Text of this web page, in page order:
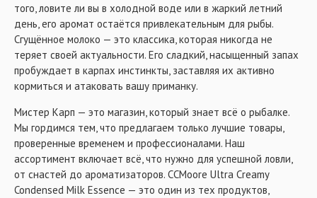
того, ловите ли вы в холодной воде или в жаркий летний
день, его аромат остаётся привлекательным для рыбы.
Сгущённое молоко — это классика, которая никогда не
теряет своей актуальности. Его сладкий, насыщенный запах
пробуждает в карпах инстинкты, заставляя их активно
кормиться и атаковать вашу приманку.
Мистер Карп — это магазин, который знает всё о рыбалке.
Мы гордимся тем, что предлагаем только лучшие товары,
проверенные временем и профессионалами. Наш
ассортимент включает всё, что нужно для успешной ловли,
от снастей до ароматизаторов. CCMoore Ultra Creamy
Condensed Milk Essence — это один из тех продуктов,